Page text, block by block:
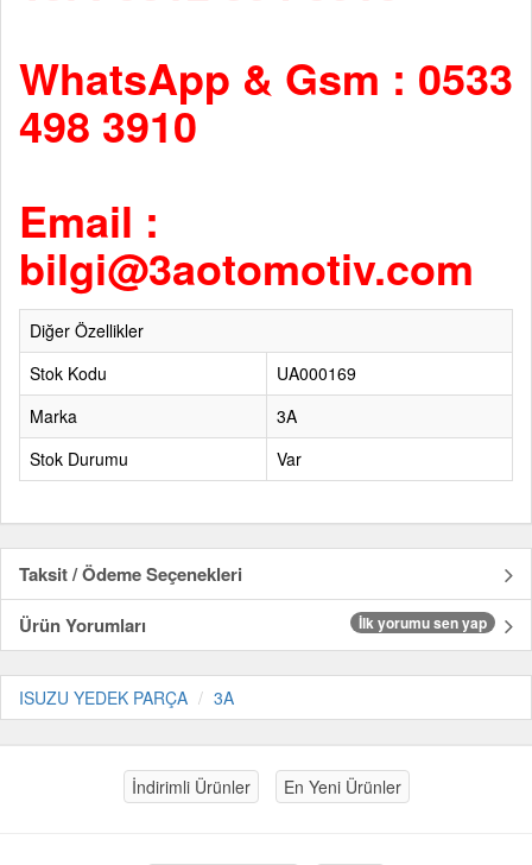
WhatsApp & Gsm : 0533
498 3910
Email :
bilgi@3aotomotiv.com
Diğer Özellikler
Stok Kodu
UA000169
Marka
3A
Stok Durumu
Var
Taksit / Ödeme Seçenekleri
Ürün Yorumları
İlk yorumu sen yap
ISUZU YEDEK PARÇA 3A
İndirimli Ürünler En Yeni Ürünler